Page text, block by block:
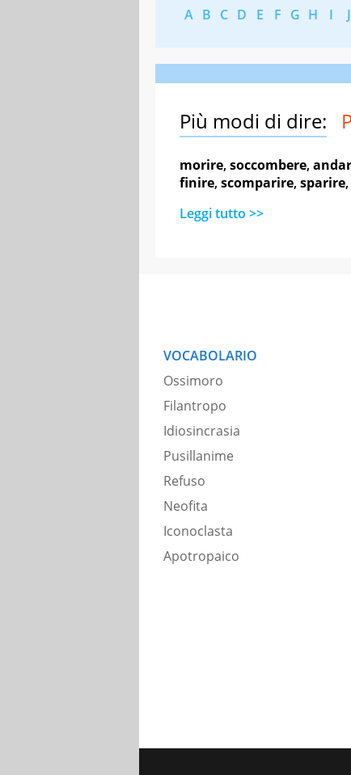
A B C D E F G H I J
Più modi di dire:
morire,soccombere,
finire,scomparire,sparire,
Leggi tutto >>
VOCABOLARIO
Ossimoro
Filantropo
Idiosincrasia
Pusillanime
Refuso
Neofita
Iconoclasta
Apotropaico